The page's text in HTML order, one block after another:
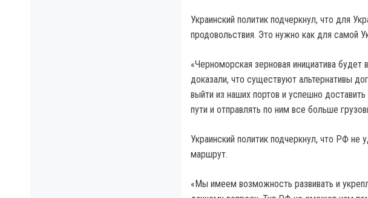
Украинский политик подчеркнул, что для
продовольствия. Это нужно как для самой
«Черноморская зерновая инициатива
доказали, что существуют альтернативы
выйти из наших портов и успешно
пути и отправлять по ним все больше
Украинский политик подчеркнул, что РФ не
маршрут.
«Мы имеем возможность развивать и